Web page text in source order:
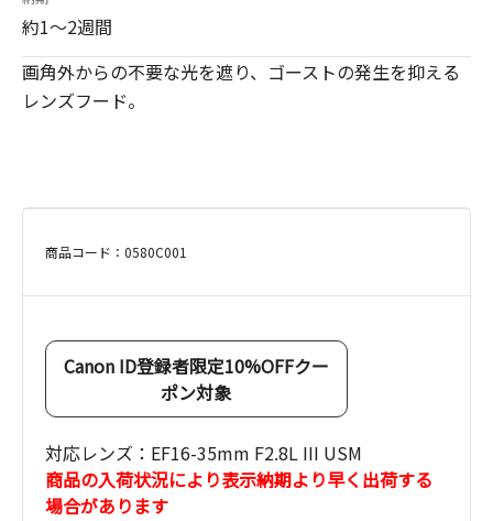
約1～2週間
画角外からの不要な光を遮り、ゴーストの発生を抑える
レンズフード。
商品コード：0580C001
Canon ID登録者限定10%OFFクー
ポン対象
対応レンズ：EF16-35mm F2.8L III USM
商品の入荷状況により表示納期より早く出荷する
場合があります